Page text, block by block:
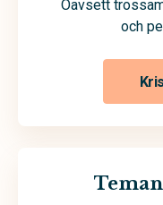
Oavsett
och